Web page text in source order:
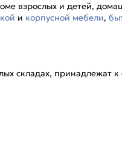
взрослых и детей,
и корпусной мебели,
складах, принадлежат к